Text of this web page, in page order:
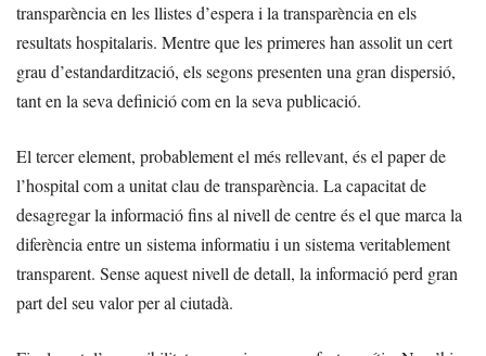
transparència en les llistes d’espera i la transparència en els
resultats hospitalaris. Mentre que les primeres han assolit un cert
grau d’estandardització, els segons presenten una gran dispersió,
tant en la seva definició com en la seva publicació.
El tercer element, probablement el més rellevant, és el paper de
l’hospital com a unitat clau de transparència. La capacitat de
desagregar la informació fins al nivell de centre és el que marca la
diferència entre un sistema informatiu i un sistema veritablement
transparent. Sense aquest nivell de detall, la informació perd gran
part del seu valor per al ciutadà.